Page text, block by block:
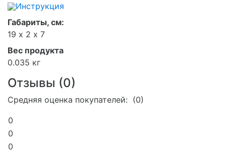
Инструкция
Габариты, см:
19 х 2 х 7
Вес продукта
0.035 кг
Отзывы (0)
Средняя оценка покупателей: (0)
0
0
0